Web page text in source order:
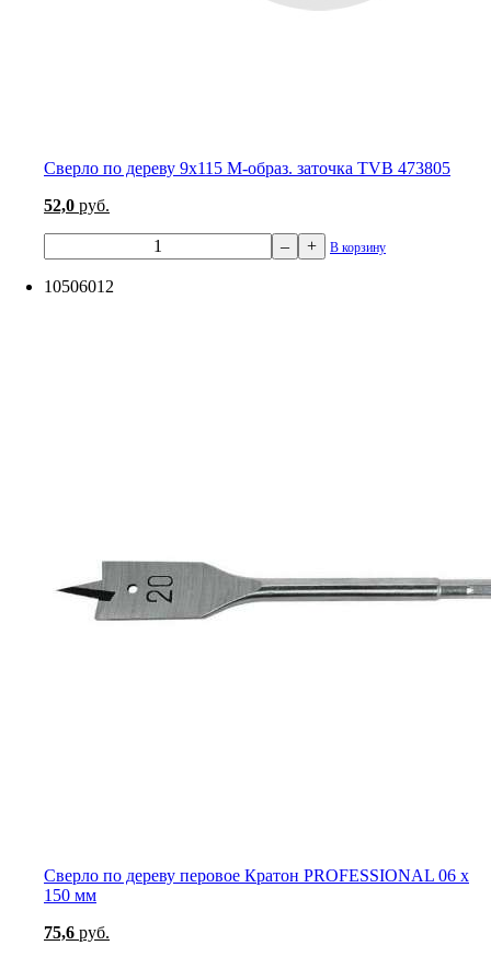
Сверло по дереву 9х115 М-образ. заточка TVB 473805
52,0 руб.
– + В корзину
10506012
Сверло по дереву перовое Кратон PROFESSIONAL 06 х
150 мм
75,6 руб.